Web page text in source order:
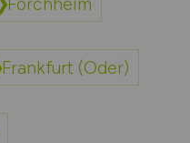
Frankfurt (Oder)